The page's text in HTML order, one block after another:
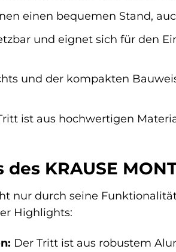
einen bequemen Stand,
und eignet sich für den
und der kompakten
Tritt ist aus hochwertigen
KRAUSE
nur durch seine
Highlights:
Der Tritt ist aus robustem